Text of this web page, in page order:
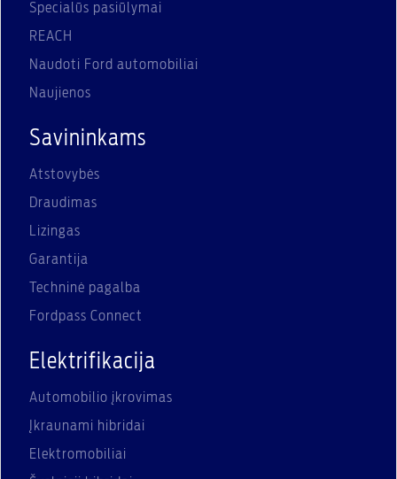
Specialūs pasiūlymai
REACH
Naudoti Ford automobiliai
Naujienos
Savininkams
Atstovybės
Draudimas
Lizingas
Garantija
Techninė pagalba
Fordpass Connect
Elektrifikacija
Automobilio įkrovimas
Įkraunami hibridai
Elektromobiliai